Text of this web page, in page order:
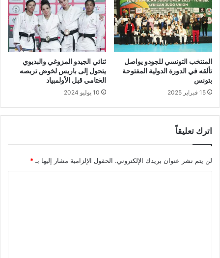
المنتخب التونسي للجودو يواصل
تألقه في الدورة الدولية المفتوحة
بتونس
15 فبراير 2025
ثنائي الجيدو المزوغي والبديوي
يتحول إلى باريس لخوض تربصه
الختامي قبل الأولمبياد
10 يوليو 2024
اترك تعليقاً
لن يتم نشر عنوان بريدك الإلكتروني. الحقول الإلزامية مشار إليها بـ *